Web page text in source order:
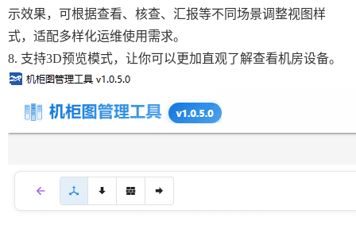
示效果，可根据查看、核查、汇报等不同场景调整视图样
式，适配多样化运维使用需求。
8. 支持3D预览模式，让你可以更加直观了解查看机房设备。